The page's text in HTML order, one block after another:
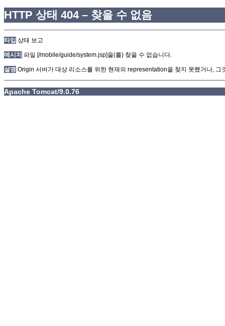
HTTP 상태 404 – 찾을 수 없음
타입 상태 보고
메시지 파일 [/mobile/guide/system.jsp]을(를) 찾을 수 없습니다.
설명 Origin 서버가 대상 리소스를 위한 현재의 representation을 찾지 못했거나, 그
Apache Tomcat/9.0.76